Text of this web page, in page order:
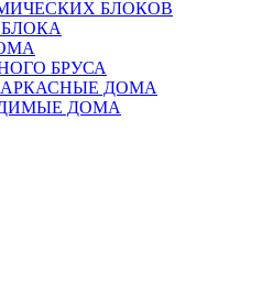
БЛОКОВ
БРУСА
ДОМА
ДОМА